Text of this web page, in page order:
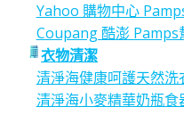
Yahoo 購物中心
Coupang 酷澎 Pamps
衣物清潔
清淨海健康呵護天然洗
清淨海小麥精華奶瓶食